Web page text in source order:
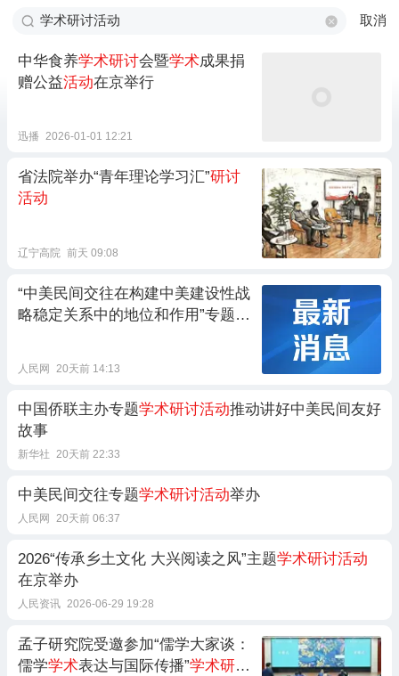
取消
中华食养学术研讨会暨学术成果捐
赠公益活动在京举行
迅播 2026-01-01 12:21
省法院举办“青年理论学习汇”研讨
活动
辽宁高院 前天 09:08
“中美民间交往在构建中美建设性战
略稳定关系中的地位和作用”专题学
人民网 20天前 14:13
中国侨联主办专题学术研讨活动推动讲好中美民间友好
故事
新华社 20天前 22:33
中美民间交往专题学术研讨活动举办
人民网 20天前 06:37
2026“传承乡土文化 大兴阅读之风”主题学术研讨活动
在京举办
人民资讯 2026-06-29 19:28
孟子研究院受邀参加“儒学大家谈：
儒学学术表达与国际传播”学术研讨